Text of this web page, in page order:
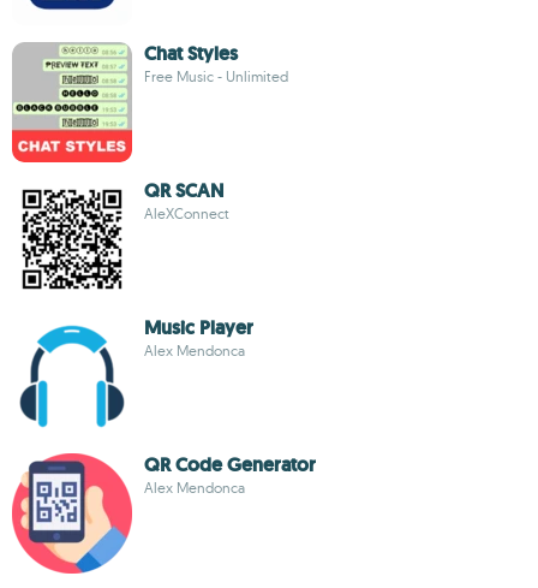
Chat Styles
Free Music - Unlimited
QR SCAN
AleXConnect
Music Player
Alex Mendonca
QR Code Generator
Alex Mendonca